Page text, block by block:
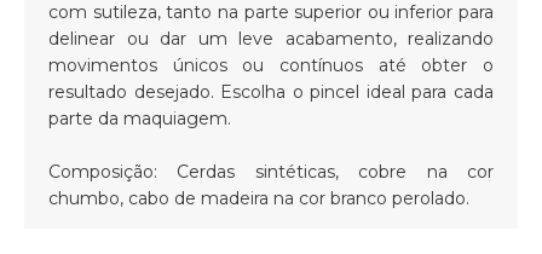
com sutileza, tanto na parte superior ou inferior para
delinear ou dar um leve acabamento, realizando
movimentos únicos ou contínuos até obter o
resultado desejado. Escolha o pincel ideal para cada
parte da maquiagem.
Composição: Cerdas sintéticas, cobre na cor
chumbo, cabo de madeira na cor branco perolado.